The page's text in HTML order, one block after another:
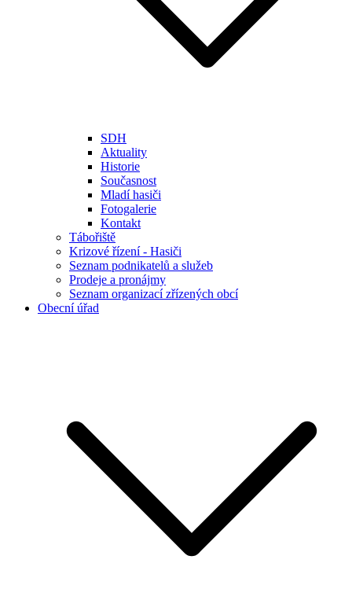
SDH
Aktuality
Historie
Současnost
Mladí hasiči
Fotogalerie
Kontakt
Tábořiště
Krizové řízení - Hasiči
Seznam podnikatelů a služeb
Prodeje a pronájmy
Seznam organizací zřízených obcí
Obecní úřad